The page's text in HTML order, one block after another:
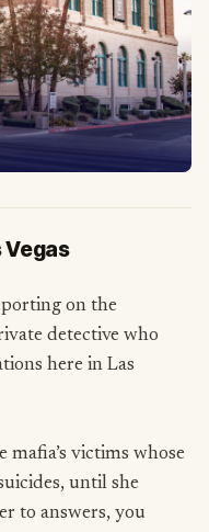
Vegas
on the
detective who
here in Las
mafia’s victims whose
until she
to answers, you